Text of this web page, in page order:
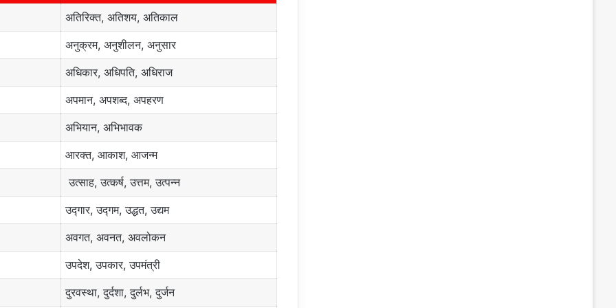
अतिरिक्त, अतिशय, अतिकाल
अनुक्रम, अनुशीलन, अनुसार
अधिकार, अधिपति, अधिराज
अपमान, अपशब्द, अपहरण
अभियान, अभिभावक
आरक्त, आकाश, आजन्म
उत्साह, उत्कर्ष, उत्तम, उत्पन्न
उद्गार, उद्गम, उद्धत, उद्यम
अवगत, अवनत, अवलोकन
उपदेश, उपकार, उपमंत्री
दुरवस्था, दुर्दशा, दुर्लभ, दुर्जन